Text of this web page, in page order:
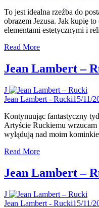
To jest idealna rzeźba do
obrazem Jezusa. Jak kupię
elementami estetycznymi i
Read More
Jean Lambert –
J
Jean Lambert - Rucki15/11/
Kontynuując fantastyczny
Artyście Ruckiemu
wylądują nad moim
Read More
Jean Lambert –
J
Jean Lambert - Rucki15/11/